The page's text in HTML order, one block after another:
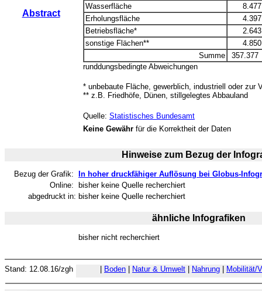
Abstract
Wasserfläche
8.477
Erholungsfläche
4.397
Betriebsfläche*
2.643
sonstige Flächen**
4.850
Summe
357.377
runddungsbedingte Abweichungen
* unbebaute Fläche, gewerblich, industriell oder zur
** z.B. Friedhöfe, Dünen, stillgelegtes Abbauland
Quelle: Statistisches Bundesamt
Keine Gewähr für die Korrektheit der Daten
Hinweise zum Bezug der
Bezug der Grafik:
In hoher druckfähiger Auflösung bei Globus-
Online:
bisher keine Quelle recherchiert
abgedruckt in: bisher keine Quelle recherchiert
ähnliche Infografiken
bisher nicht recherchiert
Stand: 12.08.16/zgh Boden Natur & Umwelt Nahrung Mobilität/